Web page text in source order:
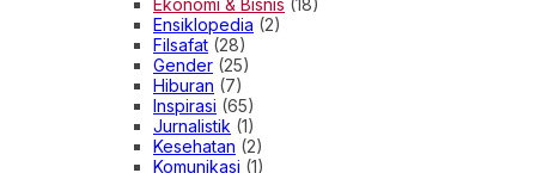
Ekonomi & Bisnis (18)
Ensiklopedia (2)
Filsafat (28)
Gender (25)
Hiburan (7)
Inspirasi (65)
Jurnalistik (1)
Kesehatan (2)
Komunikasi (1)